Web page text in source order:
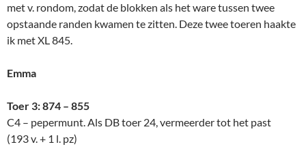
met v. rondom, zodat de blokken als het ware tussen twee
opstaande randen kwamen te zitten. Deze twee toeren haakte
ik met XL 845.
Emma
Toer 3: 874 – 855
C4 – pepermunt. Als DB toer 24, vermeerder tot het past
(193 v. + 1 l. pz)